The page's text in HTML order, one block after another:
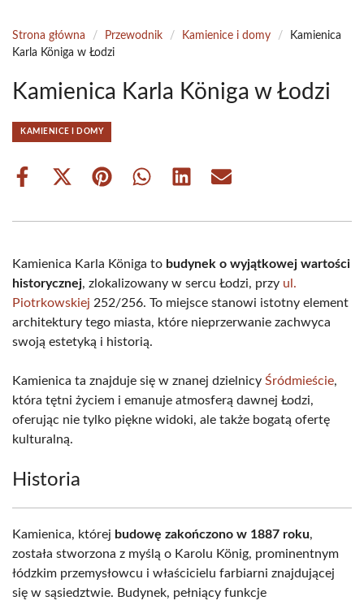
Strona główna / Przewodnik / Kamienice i domy /
Kamienica
Karla Königa w Łodzi
Kamienica Karla Königa w Łodzi
KAMIENICE I DOMY
Share
Share
(Twitter)
Share Share Share Share
Kamienica Karla Königa to budynek o wyjątkowej wartości
historycznej, zlokalizowany w sercu Łodzi, przy ul.
Piotrkowskiej 252/256. To miejsce stanowi istotny element
architektury tego miasta, które nieprzerwanie zachwyca
swoją estetyką i historią.
Kamienica ta znajduje się w znanej dzielnicy Śródmieście,
która tętni życiem i emanuje atmosferą dawnej Łodzi,
oferując nie tylko piękne widoki, ale także bogatą ofertę
kulturalną.
Historia
Kamienica, której budowę zakończono w 1887 roku,
została stworzona z myślą o Karolu König, prominentnym
łódzkim przemysłowcu i właścicielu farbiarni znajdującej
się w sąsiedztwie. Budynek, pełniący funkcje